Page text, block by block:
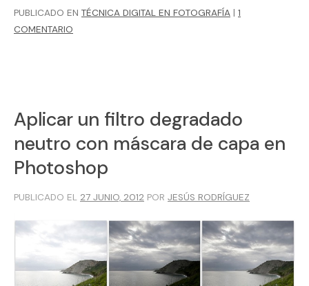
PUBLICADO EN TÉCNICA DIGITAL EN FOTOGRAFÍA | 1
COMENTARIO
Aplicar un filtro degradado
neutro con máscara de capa en
Photoshop
PUBLICADO EL 27 JUNIO, 2012 POR JESÚS RODRÍGUEZ